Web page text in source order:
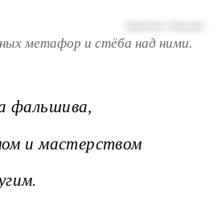
Manolo Pavon / "Про:взгляд"
метафор и стёба над ними.
фальшива,
и мастерством